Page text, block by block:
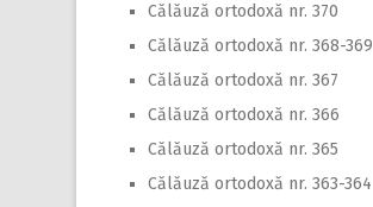
Călăuză ortodoxă nr. 370
Călăuză ortodoxă nr. 368-369
Călăuză ortodoxă nr. 367
Călăuză ortodoxă nr. 366
Călăuză ortodoxă nr. 365
Călăuză ortodoxă nr. 363-364